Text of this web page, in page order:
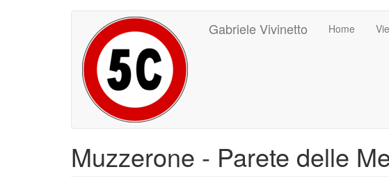
Gabriele Vivinetto
Main
navigation
Home Vie
User
account
menu
Muzzerone - Parete delle